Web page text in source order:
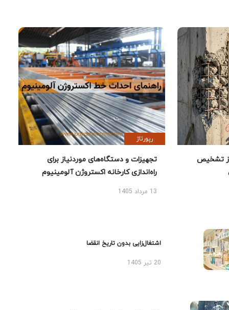
تشخیص
رپورتاژ
تجهیزات و دستگاه‌های موردنیاز برای
راه‌اندازی کارخانه اکستروژن آلومینیوم
13 مرداد 1405
اشتغال‌زایی بدون تاریخ انقضا
20 تیر 1405